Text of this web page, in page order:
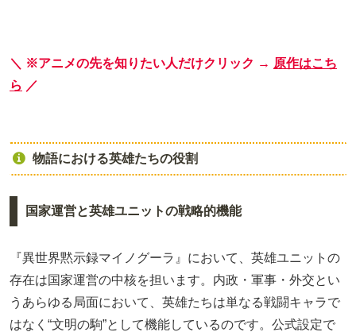
＼ ※アニメの先を知りたい人だけクリック → 原作はこち
ら ／
物語における英雄たちの役割
国家運営と英雄ユニットの戦略的機能
『異世界黙示録マイノグーラ』において、英雄ユニットの
存在は国家運営の中核を担います。内政・軍事・外交とい
うあらゆる局面において、英雄たちは単なる戦闘キャラで
はなく“文明の駒”として機能しているのです。公式設定で